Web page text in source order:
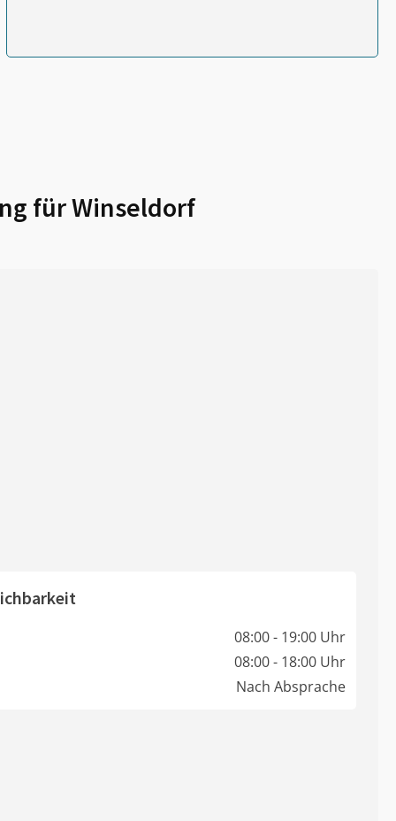
fürWinseldorf
08:00 - 19:00 Uhr
08:00 - 18:00 Uhr
Nach Absprache